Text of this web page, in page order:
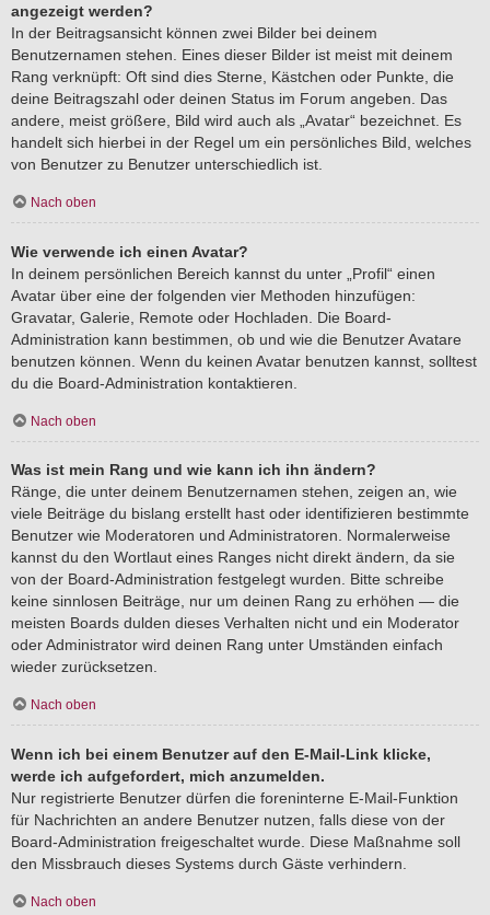
angezeigt werden?
In der Beitragsansicht können zwei Bilder bei deinem
Benutzernamen stehen. Eines dieser Bilder ist meist mit deinem
Rang verknüpft: Oft sind dies Sterne, Kästchen oder Punkte, die
deine Beitragszahl oder deinen Status im Forum angeben. Das
andere, meist größere, Bild wird auch als „Avatar“ bezeichnet. Es
handelt sich hierbei in der Regel um ein persönliches Bild, welches
von Benutzer zu Benutzer unterschiedlich ist.
Nach oben
Wie verwende ich einen Avatar?
In deinem persönlichen Bereich kannst du unter „Profil“ einen
Avatar über eine der folgenden vier Methoden hinzufügen:
Gravatar, Galerie, Remote oder Hochladen. Die Board-
Administration kann bestimmen, ob und wie die Benutzer Avatare
benutzen können. Wenn du keinen Avatar benutzen kannst, solltest
du die Board-Administration kontaktieren.
Nach oben
Was ist mein Rang und wie kann ich ihn ändern?
Ränge, die unter deinem Benutzernamen stehen, zeigen an, wie
viele Beiträge du bislang erstellt hast oder identifizieren bestimmte
Benutzer wie Moderatoren und Administratoren. Normalerweise
kannst du den Wortlaut eines Ranges nicht direkt ändern, da sie
von der Board-Administration festgelegt wurden. Bitte schreibe
keine sinnlosen Beiträge, nur um deinen Rang zu erhöhen — die
meisten Boards dulden dieses Verhalten nicht und ein Moderator
oder Administrator wird deinen Rang unter Umständen einfach
wieder zurücksetzen.
Nach oben
Wenn ich bei einem Benutzer auf den E-Mail-Link klicke,
werde ich aufgefordert, mich anzumelden.
Nur registrierte Benutzer dürfen die foreninterne E-Mail-Funktion
für Nachrichten an andere Benutzer nutzen, falls diese von der
Board-Administration freigeschaltet wurde. Diese Maßnahme soll
den Missbrauch dieses Systems durch Gäste verhindern.
Nach oben